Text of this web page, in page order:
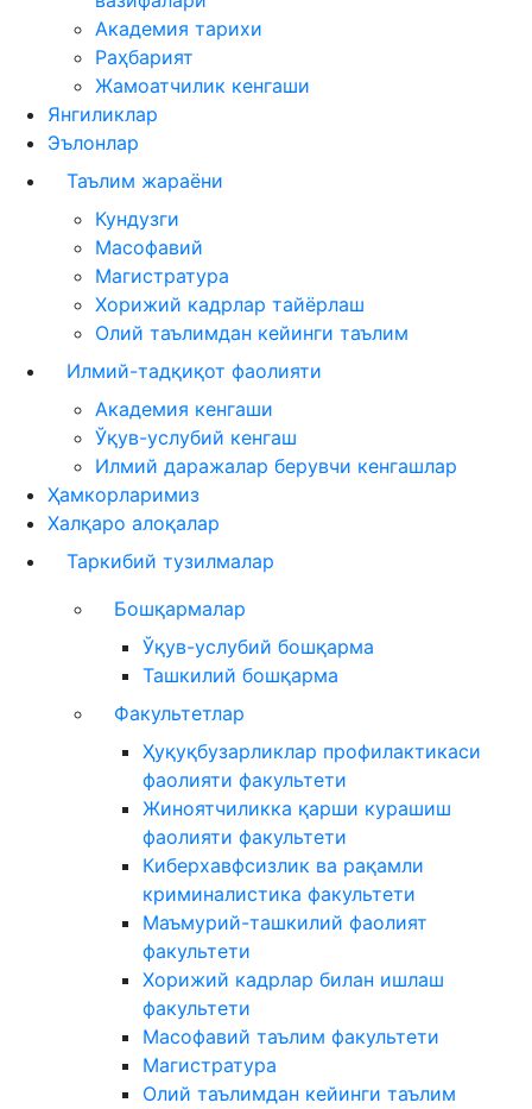
Академия тарихи
Раҳбарият
Жамоатчилик кенгаши
Янгиликлар
Эълонлар
Таълим жараёни
Кундузги
Масофавий
Магистратура
Хорижий кадрлар тайёрлаш
Олий таълимдан кейинги таълим
Илмий-тадқиқот фаолияти
Академия кенгаши
Ўқув-услубий кенгаш
Илмий даражалар берувчи кенгашлар
Ҳамкорларимиз
Халқаро алоқалар
Таркибий тузилмалар
Бошқармалар
Ўқув-услубий бошқарма
Ташкилий бошқарма
Факультетлар
Ҳуқуқбузарликлар профилактикаси
фаолияти факультети
Жиноятчиликка қарши курашиш
фаолияти факультети
Киберхавфсизлик ва рақамли
криминалистика факультети
Маъмурий-ташкилий фаолият
факультети
Хорижий кадрлар билан ишлаш
факультети
Масофавий таълим факультети
Магистратура
Олий таълимдан кейинги таълим